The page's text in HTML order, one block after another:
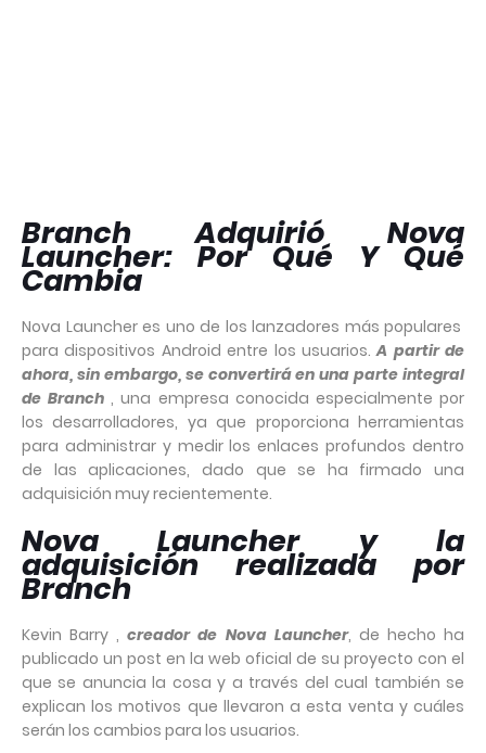
Branch Adquirió Nova
Launcher: Por Qué Y Qué
Cambia
Nova Launcher es uno de los lanzadores más populares
para dispositivos Android entre los usuarios. A partir de
ahora, sin embargo, se convertirá en una parte integral
de Branch, una empresa conocida especialmente por
los desarrolladores, ya que proporciona herramientas
para administrar y medir los enlaces profundos dentro
de las aplicaciones, dado que se ha firmado una
adquisición muy recientemente.
Nova Launcher y la
adquisición realizada por
Branch
Kevin Barry ,creador de Nova Launcher, de hecho ha
publicado un post en la web oficial de su proyecto con el
que se anuncia la cosa y a través del cual también se
explican los motivos que llevaron a esta venta y cuáles
serán los cambios para los usuarios.